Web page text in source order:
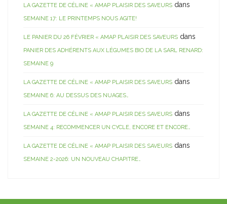
LA GAZETTE DE CÉLINE « AMAP PLAISIR DES SAVEURS dans
SEMAINE 17: LE PRINTEMPS NOUS AGITE!
LE PANIER DU 26 FÉVRIER « AMAP PLAISIR DES SAVEURS dans
PANIER DES ADHÉRENTS AUX LÉGUMES BIO DE LA SARL RENARD:
SEMAINE 9
LA GAZETTE DE CÉLINE « AMAP PLAISIR DES SAVEURS dans
SEMAINE 6: AU DESSUS DES NUAGES…
LA GAZETTE DE CÉLINE « AMAP PLAISIR DES SAVEURS dans
SEMAINE 4: RECOMMENCER UN CYCLE, ENCORE ET ENCORE…
LA GAZETTE DE CÉLINE « AMAP PLAISIR DES SAVEURS dans
SEMAINE 2-2026: UN NOUVEAU CHAPITRE…